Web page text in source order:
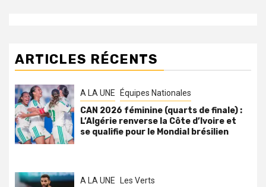
ARTICLES RÉCENTS
A LA UNE Équipes Nationales
CAN 2026 féminine (quarts de finale) :
L’Algérie renverse la Côte d’Ivoire et
se qualifie pour le Mondial brésilien
A LA UNE Les Verts